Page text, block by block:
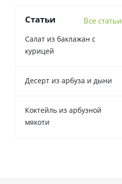
Статьи Все статьи
Салат из баклажан с
курицей
Десерт из арбуза и дыни
Коктейль из арбузной
мякоти